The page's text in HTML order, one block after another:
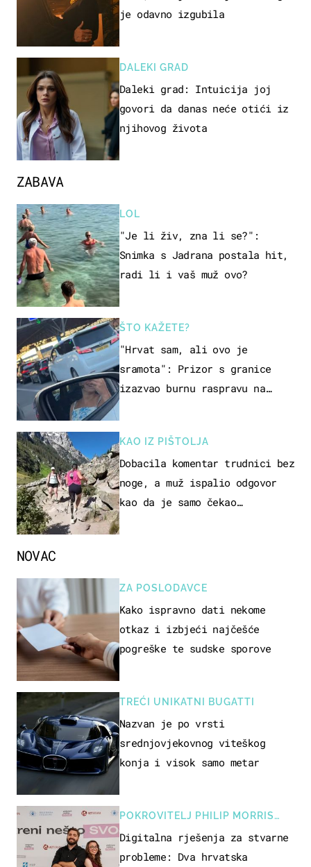
ZABAVA
LOL
"Je li živ, zna li se?":
Snimka s Jadrana postala hit,
radi li i vaš muž ovo?
ŠTO KAŽETE?
"Hrvat sam, ali ovo je
sramota": Prizor s granice
izazvao burnu raspravu na
KAO IZ PIŠTOLJA
Dobacila komentar trudnici bez
noge, a muž ispalio odgovor
kao da je samo čekao…
je odavno izgubila
DALEKI GRAD
Daleki grad: Intuicija joj
govori da danas neće otići iz
njihovog života
NOVAC
ZA POSLODAVCE
Kako ispravno dati nekome
otkaz i izbjeći najčešće
pogreške te sudske sporove
TREĆI UNIKATNI BUGATTI
Nazvan je po vrsti
srednjovjekovnog viteškog
konja i visok samo metar
POKROVITELJ PHILIP MORRIS
ZAGREB
Digitalna rješenja za stvarne
probleme: Dva hrvatska